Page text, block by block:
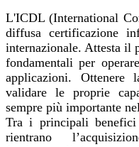
L'ICDL (International
diffusa certificazione
internazionale. Attesta il
fondamentali per
applicazioni. Ottenere
validare le proprie
sempre più importante
Tra i principali
rientrano